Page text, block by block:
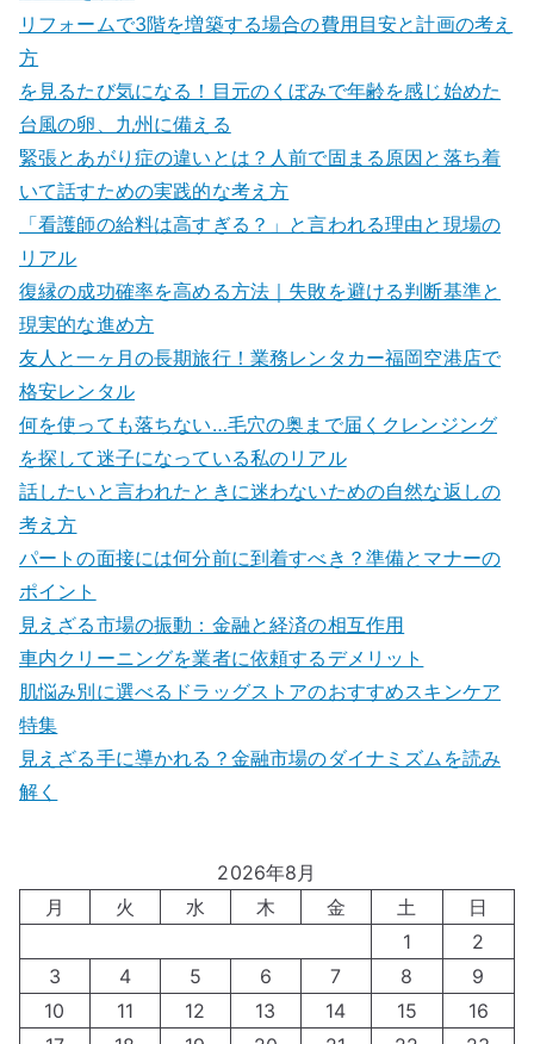
リフォームで3階を増築する場合の費用目安と計画の考え
方
を見るたび気になる！目元のくぼみで年齢を感じ始めた
台風の卵、九州に備える
緊張とあがり症の違いとは？人前で固まる原因と落ち着
いて話すための実践的な考え方
「看護師の給料は高すぎる？」と言われる理由と現場の
リアル
復縁の成功確率を高める方法｜失敗を避ける判断基準と
現実的な進め方
友人と一ヶ月の長期旅行！業務レンタカー福岡空港店で
格安レンタル
何を使っても落ちない…毛穴の奥まで届くクレンジング
を探して迷子になっている私のリアル
話したいと言われたときに迷わないための自然な返しの
考え方
パートの面接には何分前に到着すべき？準備とマナーの
ポイント
見えざる市場の振動：金融と経済の相互作用
車内クリーニングを業者に依頼するデメリット
肌悩み別に選べるドラッグストアのおすすめスキンケア
特集
見えざる手に導かれる？金融市場のダイナミズムを読み
解く
2026年8月
月
火 水 木 金 土
日
1
2
3
4 5 6 7 8
9
10
11 12 13 14 15
16